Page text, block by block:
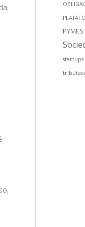
PYMES
startups